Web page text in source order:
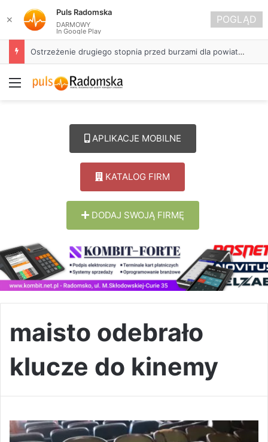
Ostrzeżenie drugiego stopnia przed burzami dla powiatu radomszczańskiego
Menu
APLIKACJE MOBILNE
KATALOG FIRM
DODAJ SWOJĄ FIRMĘ
maisto odebrało
klucze do kinemy
✕
Puls Radomska
DARMOWY
In Google Play
POGLĄD